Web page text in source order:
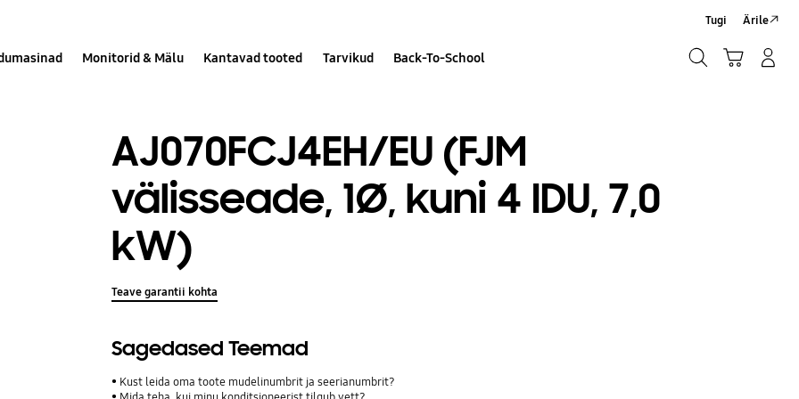
Monitorid & Mälu Kantavad tooted Tarvikud Back-To-School
Tugi Ärile
AJ070FCJ4EH/EU (FJM
välisseade, 1Ø, kuni 4 IDU, 7,0
kW)
Teave garantii kohta
Sagedased Teemad
Kust leida oma toote mudelinumbrit ja seerianumbrit?